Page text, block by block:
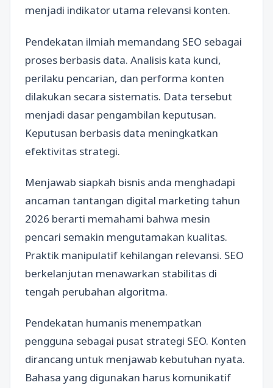
menjadi indikator utama relevansi konten.
Pendekatan ilmiah memandang SEO sebagai
proses berbasis data. Analisis kata kunci,
perilaku pencarian, dan performa konten
dilakukan secara sistematis. Data tersebut
menjadi dasar pengambilan keputusan.
Keputusan berbasis data meningkatkan
efektivitas strategi.
Menjawab siapkah bisnis anda menghadapi
ancaman tantangan digital marketing tahun
2026 berarti memahami bahwa mesin
pencari semakin mengutamakan kualitas.
Praktik manipulatif kehilangan relevansi. SEO
berkelanjutan menawarkan stabilitas di
tengah perubahan algoritma.
Pendekatan humanis menempatkan
pengguna sebagai pusat strategi SEO. Konten
dirancang untuk menjawab kebutuhan nyata.
Bahasa yang digunakan harus komunikatif